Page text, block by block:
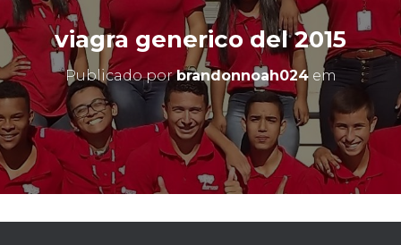
R
N
A
V
E
A
Ç
Ã
O
viagra generico del 2015
Publicado porbrandonnoah024em